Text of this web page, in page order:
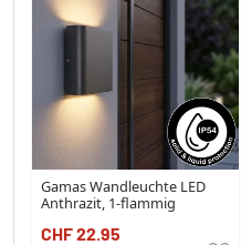
Gamas Wandleuchte LED
Anthrazit, 1-flammig
CHF 22.95